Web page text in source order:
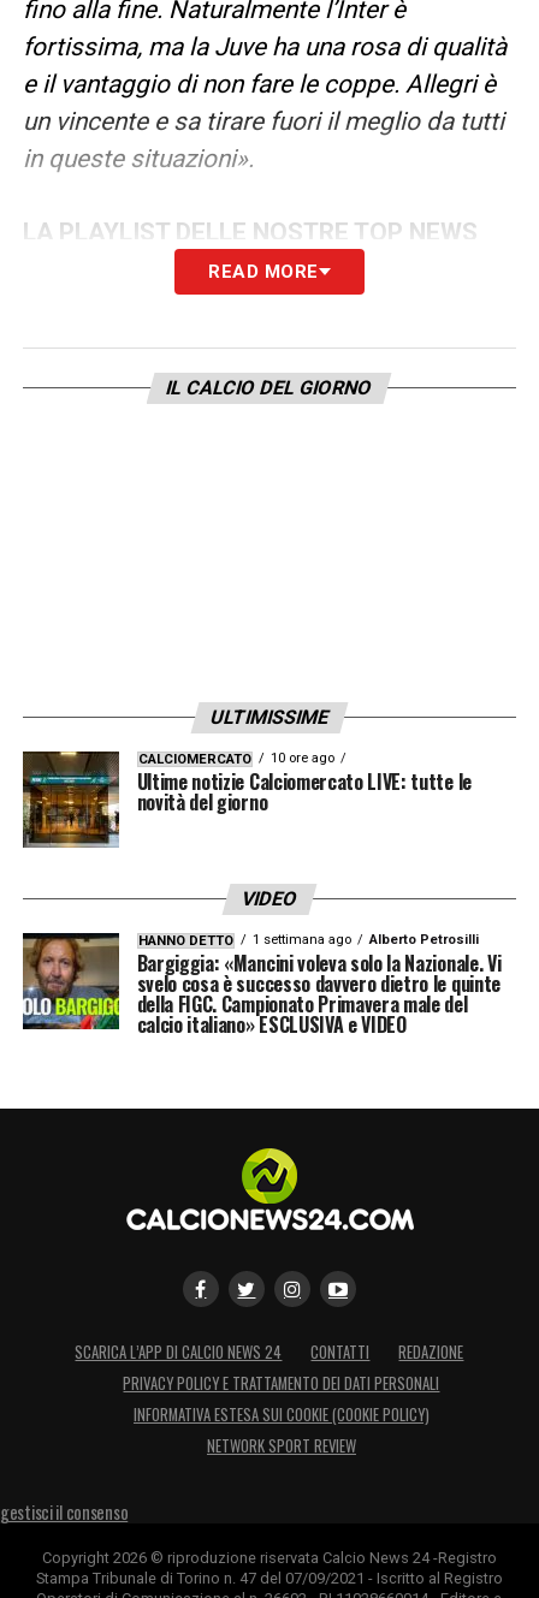
fino alla fine. Naturalmente l’Inter è
fortissima, ma la Juve ha una rosa di qualità
e il vantaggio di non fare le coppe. Allegri è
un vincente e sa tirare fuori il meglio da tutti
in queste situazioni».
LA PLAYLIST DELLE NOSTRE TOP NEWS
READ MORE
IL CALCIO DEL GIORNO
ULTIMISSIME
CALCIOMERCATO 10 ore ago
Ultime notizie Calciomercato LIVE: tutte le
novità del giorno
VIDEO
HANNO DETTO 1 settimana ago Alberto Petrosilli
Bargiggia: «Mancini voleva solo la Nazionale. Vi
svelo cosa è successo davvero dietro le quinte
della FIGC. Campionato Primavera male del
calcio italiano» ESCLUSIVA e VIDEO
SCARICA L’APP DI CALCIO NEWS 24 CONTATTI
REDAZIONE
PRIVACY POLICY E TRATTAMENTO DEI DATI PERSONALI
INFORMATIVA ESTESA SUI COOKIE (COOKIE POLICY)
NETWORK SPORT REVIEW
gestisci il consenso
Copyright 2026 © riproduzione riservata Calcio News 24 -Registro
Stampa Tribunale di Torino n. 47 del 07/09/2021 - Iscritto al Registro